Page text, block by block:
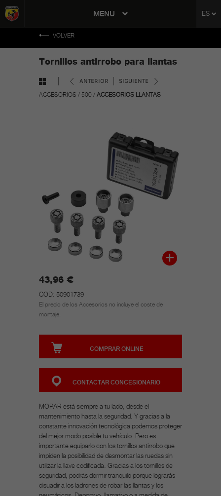
MENU ES
VOLVER
Tornillos antirrobo para llantas
ANTERIOR SIGUIENTE
ACCESORIOS / 500 / ACCESORIOS LLANTAS
43,96 €
COD: 50901739
El precio de los Accesorios no incluye el coste de
montaje.
COMPRAR ONLINE
CONTACTAR CONCESIONARIO
MOPAR está siempre a tu lado, desde el
mantenimiento hasta la seguridad. Y gracias a la
constante innovación tecnológica podemos proteger
del mejor modo posible tu vehículo. Pero es
importante equiparlo con los tornillos antirrobo que
impiden la posibilidad de desmontar las ruedas sin
utilizar la llave codificada. Gracias a los tornillos de
seguridad, podrás dormir tranquilo porque lograrás
disuadir a los ladrones de robar las llantas y los